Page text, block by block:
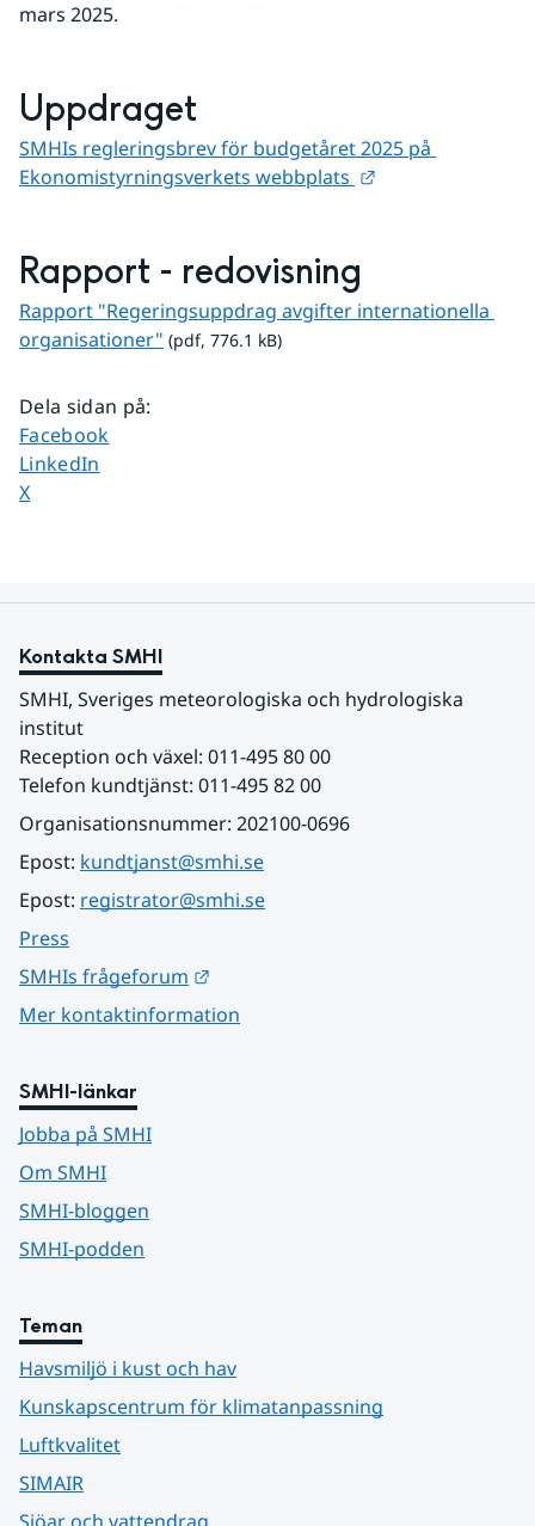
mars 2025.
Uppdraget
SMHIs regleringsbrev för budgetåret 2025 på
Ekonomistyrningsverkets webbplats
Rapport - redovisning
Rapport "Regeringsuppdrag avgifter internationella
organisationer" pdf, 776.1 kB.
(pdf, 776.1 kB)
Dela sidan på:
Dela sidan på
Facebook
Dela sidan på
LinkedIn
Dela sidan på
X
Kontakta SMHI
SMHI, Sveriges meteorologiska och hydrologiska
institut
Reception och växel: 011-495 80 00
Telefon kundtjänst: 011-495 82 00
Organisationsnummer: 202100-0696
Epost: kundtjanst@smhi.se
Epost: registrator@smhi.se
Press
SMHIs frågeforum
Mer kontaktinformation
SMHI-länkar
Jobba på SMHI
Om SMHI
SMHI-bloggen
SMHI-podden
Teman
Havsmiljö i kust och hav
Kunskapscentrum för klimatanpassning
Luftkvalitet
SIMAIR